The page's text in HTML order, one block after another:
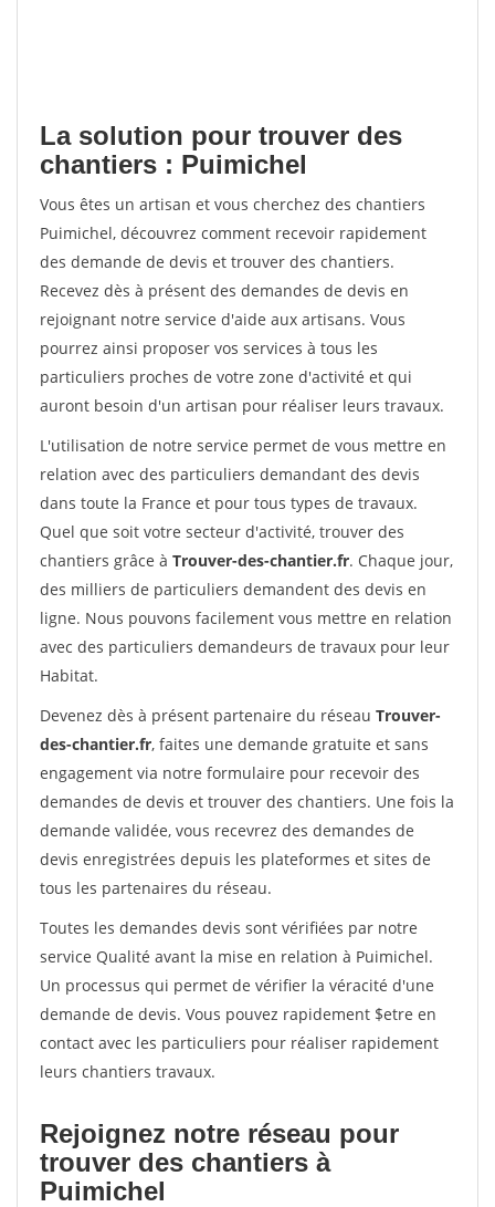
La solution pour trouver des
chantiers : Puimichel
Vous êtes un artisan et vous cherchez des chantiers
Puimichel, découvrez comment recevoir rapidement
des demande de devis et trouver des chantiers.
Recevez dès à présent des demandes de devis en
rejoignant notre service d'aide aux artisans. Vous
pourrez ainsi proposer vos services à tous les
particuliers proches de votre zone d'activité et qui
auront besoin d'un artisan pour réaliser leurs travaux.
L'utilisation de notre service permet de vous mettre en
relation avec des particuliers demandant des devis
dans toute la France et pour tous types de travaux.
Quel que soit votre secteur d'activité, trouver des
chantiers grâce à Trouver-des-chantier.fr. Chaque jour,
des milliers de particuliers demandent des devis en
ligne. Nous pouvons facilement vous mettre en relation
avec des particuliers demandeurs de travaux pour leur
Habitat.
Devenez dès à présent partenaire du réseau Trouver-
des-chantier.fr, faites une demande gratuite et sans
engagement via notre formulaire pour recevoir des
demandes de devis et trouver des chantiers. Une fois la
demande validée, vous recevrez des demandes de
devis enregistrées depuis les plateformes et sites de
tous les partenaires du réseau.
Toutes les demandes devis sont vérifiées par notre
service Qualité avant la mise en relation à Puimichel.
Un processus qui permet de vérifier la véracité d'une
demande de devis. Vous pouvez rapidement $etre en
contact avec les particuliers pour réaliser rapidement
leurs chantiers travaux.
Rejoignez notre réseau pour
trouver des chantiers à
Puimichel